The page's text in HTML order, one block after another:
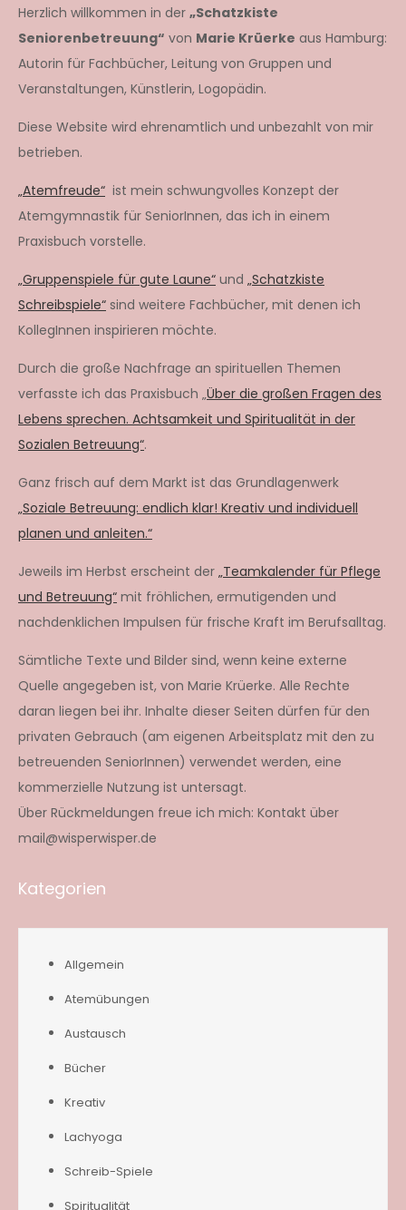
Herzlich willkommen in der „Schatzkiste
Seniorenbetreuung“ von Marie Krüerke aus Hamburg:
Autorin für Fachbücher, Leitung von Gruppen und
Veranstaltungen, Künstlerin, Logopädin.
Diese Website wird ehrenamtlich und unbezahlt von mir
betrieben.
„Atemfreude“ ist mein schwungvolles Konzept der
Atemgymnastik für SeniorInnen, das ich in einem
Praxisbuch vorstelle.
„Gruppenspiele für gute Laune“ und „Schatzkiste
Schreibspiele“ sind weitere Fachbücher, mit denen ich
KollegInnen inspirieren möchte.
Durch die große Nachfrage an spirituellen Themen
verfasste ich das Praxisbuch „Über die großen Fragen des
Lebens sprechen. Achtsamkeit und Spiritualität in der
Sozialen Betreuung“.
Ganz frisch auf dem Markt ist das Grundlagenwerk
„Soziale Betreuung: endlich klar! Kreativ und individuell
planen und anleiten.“
Jeweils im Herbst erscheint der „Teamkalender für Pflege
und Betreuung“ mit fröhlichen, ermutigenden und
nachdenklichen Impulsen für frische Kraft im Berufsalltag.
Sämtliche Texte und Bilder sind, wenn keine externe
Quelle angegeben ist, von Marie Krüerke. Alle Rechte
daran liegen bei ihr. Inhalte dieser Seiten dürfen für den
privaten Gebrauch (am eigenen Arbeitsplatz mit den zu
betreuenden SeniorInnen) verwendet werden, eine
kommerzielle Nutzung ist untersagt.
Über Rückmeldungen freue ich mich: Kontakt über
mail@wisperwisper.de
Kategorien
Allgemein
Atemübungen
Austausch
Bücher
Kreativ
Lachyoga
Schreib-Spiele
Spiritualität